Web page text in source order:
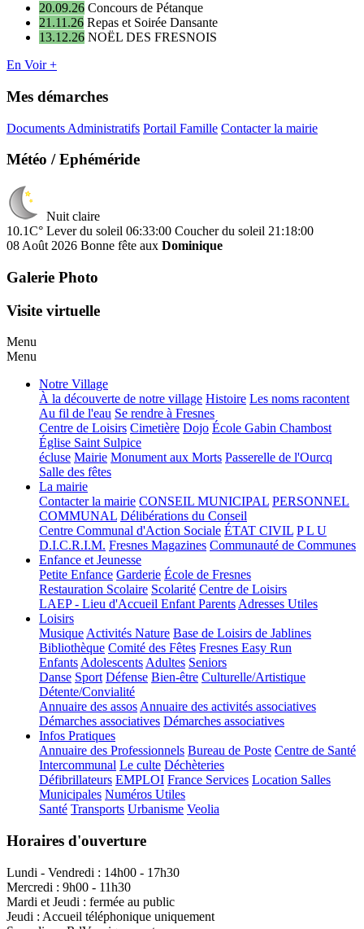
20.09.26 Concours de Pétanque
21.11.26 Repas et Soirée Dansante
13.12.26 NOËL DES FRESNOIS
En Voir +
Mes démarches
Documents Administratifs Portail Famille Contacter la mairie
Météo / Ephéméride
Nuit claire
10.1C° Lever du soleil 06:33:00 Coucher du soleil 21:18:00
08 Août 2026 Bonne fête aux Dominique
Galerie Photo
Visite virtuelle
Menu
Menu
Notre Village
À la découverte de notre village Histoire Les noms racontent
Au fil de l'eau Se rendre à Fresnes
Centre de Loisirs Cimetière Dojo École Gabin Chambost
Église Saint Sulpice
écluse Mairie Monument aux Morts Passerelle de l'Ourcq
Salle des fêtes
La mairie
Contacter la mairie CONSEIL MUNICIPAL PERSONNEL
COMMUNAL Délibérations du Conseil
Centre Communal d'Action Sociale ÉTAT CIVIL P L U
D.I.C.R.I.M. Fresnes Magazines Communauté de Communes
Enfance et Jeunesse
Petite Enfance Garderie École de Fresnes
Restauration Scolaire Scolarité Centre de Loisirs
LAEP - Lieu d'Accueil Enfant Parents Adresses Utiles
Loisirs
Musique Activités Nature Base de Loisirs de Jablines
Bibliothèque Comité des Fêtes Fresnes Easy Run
Enfants Adolescents Adultes Seniors
Danse Sport Défense Bien-être Culturelle/Artistique
Détente/Convialité
Annuaire des assos Annuaire des activités associatives
Démarches associatives Démarches associatives
Infos Pratiques
Annuaire des Professionnels Bureau de Poste Centre de Santé
Intercommunal Le culte Déchèteries
Défibrillateurs EMPLOI France Services Location Salles
Municipales Numéros Utiles
Santé Transports Urbanisme Veolia
Horaires d'ouverture
Lundi - Vendredi : 14h00 - 17h30
Mercredi : 9h00 - 11h30
Mardi et Jeudi : fermée au public
Jeudi : Accueil téléphonique uniquement